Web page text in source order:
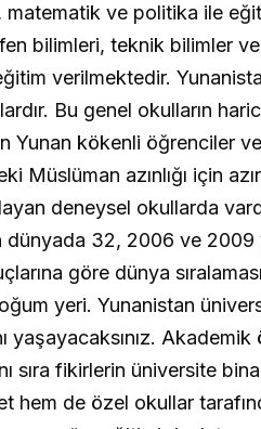
ve politika ile
teknik bilimler ve
verilmektedir.
Bu genel okulların
Yunan kökenli öğrenciler
azınlığı için
deneysel okullarda
32, 2006 ve 2009
göre dünya
yeri. Yunanistan
yaşayacaksınız.
sıra fikirlerin üniversite
hem de özel okullar